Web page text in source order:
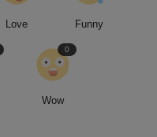
Love Funny
Wow
0